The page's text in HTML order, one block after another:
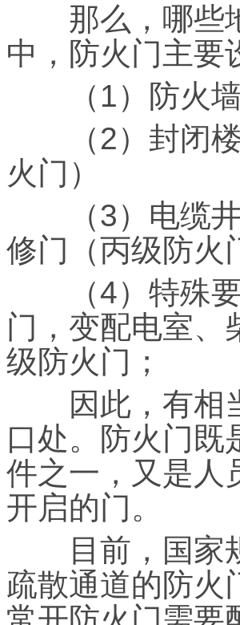
那么，哪些地
中，防火门主要
（1）防火墙
（2）封闭楼
火门）
（3）电缆井
修门（丙级防火
（4）特殊要
门，变配电室、
级防火门；
因此，有相当
口处。防火门既
件之一，又是人
开启的门。
目前，国家规
疏散通道的防火